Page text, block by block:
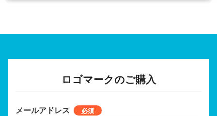
ロゴマークのご購入
メールアドレス